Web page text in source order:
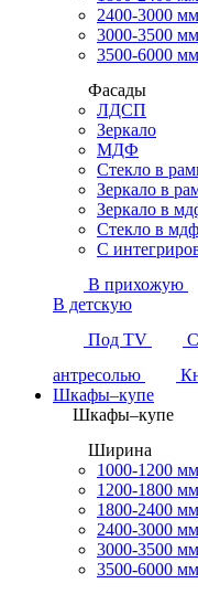
2400-3000 мм
3000-3500 мм
3500-6000 мм
Фасады
ЛДСП
Зеркало
МДФ
Стекло в
Зеркало в
Зеркало в
Стекло в мдф
С
В прихожую
В детскую
Под TV
антресолью
Шкафы–купе
Шкафы–купе
Ширина
1000-1200 мм
1200-1800 мм
1800-2400 мм
2400-3000 мм
3000-3500 мм
3500-6000 мм